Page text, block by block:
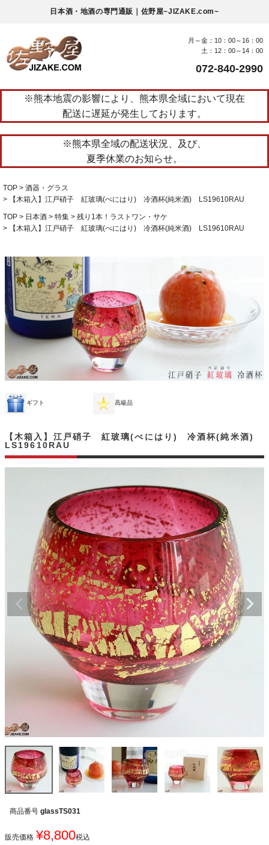
日本酒・地酒の専門通販｜佐野屋~JIZAKE.com~
月～金：10：00～16：00
土：12：00～14：00
072-840-2990
※熊本地震の影響により、熊本県全域において現在
配送に遅延が発生しております。
※熊本県全域の配送状況、及び、
夏季休業のお知らせ。
TOP
酒器・グラス
【木箱入】江戸硝子 紅玻璃(べにはり) 冷酒杯(純米酒) LS19610RAU
TOP 日本酒 特集
残り1本！ラストワン・サケ
【木箱入】江戸硝子 紅玻璃(べにはり) 冷酒杯(純米酒) LS19610RAU
ギフト 高級品
【木箱入】江戸硝子 紅玻璃(べにはり) 冷酒杯(純米酒)
LS19610RAU
商品番号 glassTS031
販売価格 ¥8,800税込